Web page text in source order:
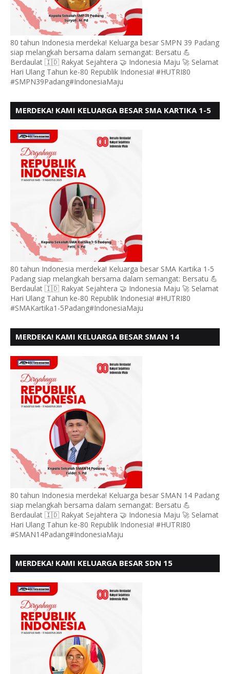
80 tahun Indonesia merdeka! Keluarga besar SMPN 39 Padang
siap melangkah bersama dalam semangat: Bersatu 💪
Berdaulat 🇮🇩 Rakyat Sejahtera 🤝 Indonesia Maju 🚀 Selamat
Hari Ulang Tahun ke-80 Republik Indonesia! #HUTRI80
#SMPN39Padang#IndonesiaMaju
MERDEKA! KAMI KELUARGA BESAR SMA KARTIKA 1-5
BERSATU BERD
80 tahun Indonesia merdeka! Keluarga besar SMA Kartika 1-5
Padang siap melangkah bersama dalam semangat: Bersatu 💪
Berdaulat 🇮🇩 Rakyat Sejahtera 🤝 Indonesia Maju 🚀 Selamat
Hari Ulang Tahun ke-80 Republik Indonesia! #HUTRI80
#SMAKartika1-5Padang#IndonesiaMaju
MERDEKA! KAMI KELUARGA BESAR SMAN 14
80 tahun Indonesia merdeka! Keluarga besar SMAN 14 Padang
siap melangkah bersama dalam semangat: Bersatu 💪
Berdaulat 🇮🇩 Rakyat Sejahtera 🤝 Indonesia Maju 🚀 Selamat
Hari Ulang Tahun ke-80 Republik Indonesia! #HUTRI80
#SMAN14Padang#IndonesiaMaju
MERDEKA! KAMI KELUARGA BESAR SDN 15